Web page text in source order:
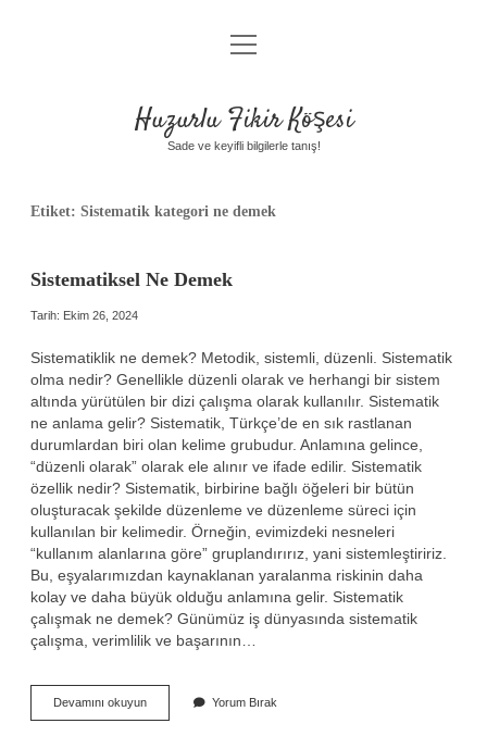
Anasayfa
Yasal Uyarı
menüyü
aç
Huzurlu Fikir Köşesi
Sade ve keyifli bilgilerle tanış!
Etiket: Sistematik kategori ne demek
Sistematiksel Ne Demek
Tarih: Ekim 26, 2024
Sistematiklik ne demek? Metodik, sistemli, düzenli. Sistematik
olma nedir? Genellikle düzenli olarak ve herhangi bir sistem
altında yürütülen bir dizi çalışma olarak kullanılır. Sistematik
ne anlama gelir? Sistematik, Türkçe’de en sık rastlanan
durumlardan biri olan kelime grubudur. Anlamına gelince,
“düzenli olarak” olarak ele alınır ve ifade edilir. Sistematik
özellik nedir? Sistematik, birbirine bağlı öğeleri bir bütün
oluşturacak şekilde düzenleme ve düzenleme süreci için
kullanılan bir kelimedir. Örneğin, evimizdeki nesneleri
“kullanım alanlarına göre” gruplandırırız, yani sistemleştiririz.
Bu, eşyalarımızdan kaynaklanan yaralanma riskinin daha
kolay ve daha büyük olduğu anlamına gelir. Sistematik
çalışmak ne demek? Günümüz iş dünyasında sistematik
çalışma, verimlilik ve başarının…
Devamını okuyunSistematiksel
Ne
Yorum Bırak